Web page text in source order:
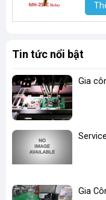
Tin tức nổi bật
Gia
Gia